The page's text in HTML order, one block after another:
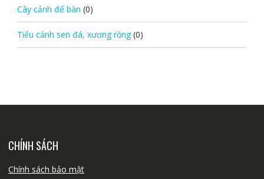
Cây cảnh để bàn (0)
Tiểu cảnh sen đá, xương rồng (0)
CHÍNH SÁCH
Chính sách bảo mật